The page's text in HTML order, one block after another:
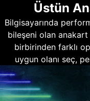
Üstün
Bilgisayarında
bileşeni olan anakart
birbirinden farklı
uygun olanı seç,